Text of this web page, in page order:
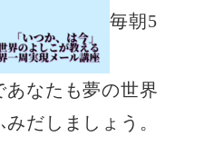
毎朝5
あなたも夢の世界
だしましょう。